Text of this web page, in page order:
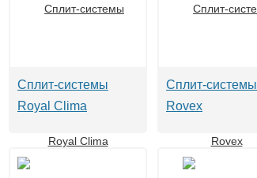
Сплит-системы
Royal Clima
Сплит-системы
Rovex